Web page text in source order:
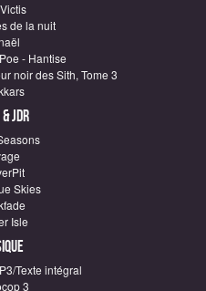
de la nuit
- Hantise
noir des Sith, Tome 3
JDR
Skies
Isle
Texte intégral
3